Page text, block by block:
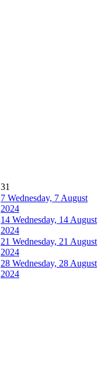
31
7 Wednesday, 7 August
2024
14 Wednesday, 14 August
2024
21 Wednesday, 21 August
2024
28 Wednesday, 28 August
2024